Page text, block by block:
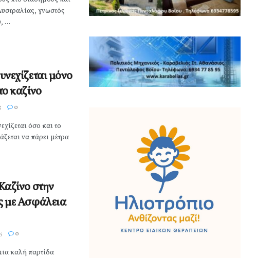
γνωστός
...
μόνο
καζίνο
0
όσο και το
να πάρει μέτρα
στην
με Ασφάλεια
0
καλή παρτίδα